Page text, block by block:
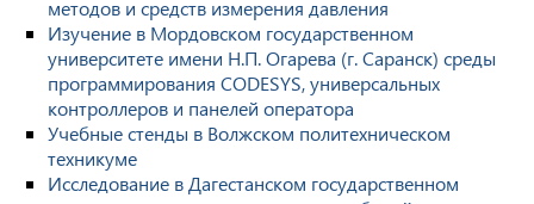
методов и средств измерения давления
Изучение в Мордовском государственном
университете имени Н.П. Огарева (г. Саранск) среды
программирования CODESYS, универсальных
контроллеров и панелей оператора
Учебные стенды в Волжском политехническом
техникуме
Исследование в Дагестанском государственном